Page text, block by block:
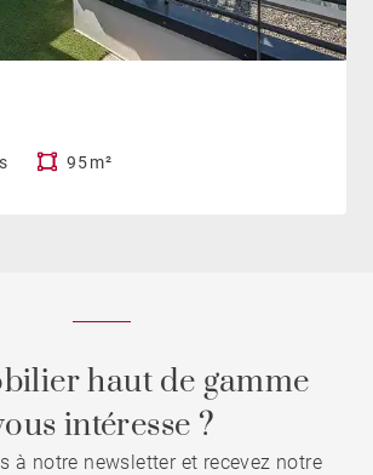
95 m²
haut de gamme
intéresse ?
à notre newsletter et recevez notre